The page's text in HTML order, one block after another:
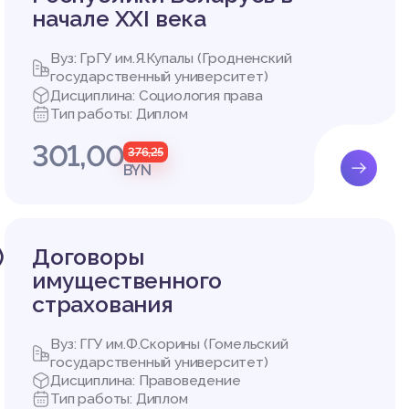
сво
в пол
правов
этих
неско
прави
начале XXI века
Вуз: ГрГУ им.Я.Купалы (Гродненский
государственный университет)
Дисциплина: Социология права
Тип работы: Диплом
301,00 376,25
BYN
Договоры
имущественного
страхования
Вуз: ГГУ им.Ф.Скорины (Гомельский
государственный университет)
Дисциплина: Правоведение
Тип работы: Диплом